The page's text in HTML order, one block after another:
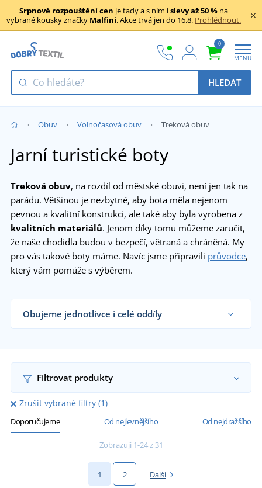
Srpnové rozpouštění cen je tady a s ním islevy až 50 % na
vybrané kousky značky Malfini. Akce trvá jen do 16.8. Prohlédnout.
0
MENU
HLEDAT
Obuv Volnočasová obuv Treková obuv
Jarní turistické boty
Treková obuv, na rozdíl od městské obuvi, není jen tak na
parádu. Většinou je nezbytné, aby bota měla nejenom
pevnou a kvalitní konstrukci, ale také aby byla vyrobena z
kvalitních materiálů. Jenom díky tomu můžeme zaručit,
že naše chodidla budou v bezpečí, větraná a chráněná. My
pro vás takové boty máme. Navíc jsme připravili průvodce,
který vám pomůže s výběrem.
Obujeme jednotlivce i celé oddíly
Filtrovat produkty
Zrušit vybrané filtry (1)
Doporučujeme Od nejlevnějšího Od nejdražšího
Zobrazuji 1-24 z 31
1 2 Další